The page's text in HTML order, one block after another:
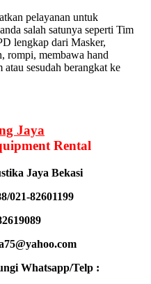
pelayanan untuk
salah satunya seperti Tim
lengkap dari Masker,
rompi, membawa hand
sesudah berangkat ke
Jaya
Rental
Jaya Bekasi
021-82601199
Whatsapp/Telp :